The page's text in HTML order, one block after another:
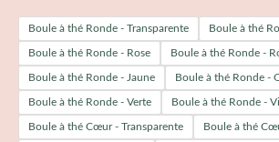
Boule à thé Ronde - Transparente Boule à thé
Boule à thé Ronde - Rose Boule à thé Ronde -
Boule à thé Ronde - Jaune Boule à thé Ronde -
Boule à thé Ronde - Verte Boule à thé Ronde -
Boule à thé Cœur - Transparente Boule à thé